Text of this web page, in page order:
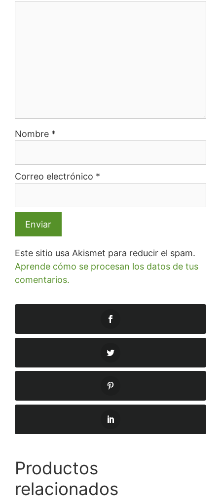
Nombre *
Correo electrónico *
Este sitio usa Akismet para reducir el spam.
Aprende cómo se procesan los datos de tus
comentarios.
Productos
relacionados